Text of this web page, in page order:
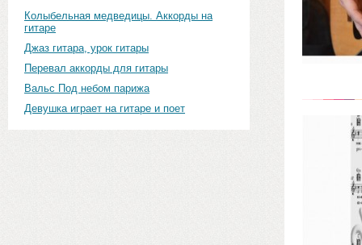
Колыбельная медведицы. Аккорды на
гитаре
Джаз гитара, урок гитары
Перевал аккорды для гитары
Вальс Под небом парижа
Девушка играет на гитаре и поет